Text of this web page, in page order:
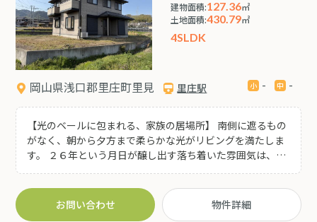
建物面積:127.36㎡
土地面積:430.79㎡
4SLDK
岡山県浅口郡里庄町里見 里庄駅 - -
【光のベールに包まれる、家族の居場所】 南側に遮るもの
がなく、朝から夕方まで柔らかな光がリビングを満たしま
す。 ２６年という月日が醸し出す落ち着いた雰囲気は、お
も贅沢に感じられる穏やかな時間が流れます。 １３０坪も
の広い敷地は、お隣を気にせず趣味に没頭できる「プライ
お問い合わせ 物件詳細